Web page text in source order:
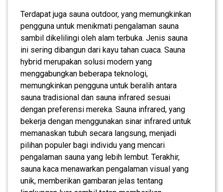
Terdapat juga sauna outdoor, yang memungkinkan
pengguna untuk menikmati pengalaman sauna
sambil dikelilingi oleh alam terbuka. Jenis sauna
ini sering dibangun dari kayu tahan cuaca. Sauna
hybrid merupakan solusi modern yang
menggabungkan beberapa teknologi,
memungkinkan pengguna untuk beralih antara
sauna tradisional dan sauna infrared sesuai
dengan preferensi mereka. Sauna infrared, yang
bekerja dengan menggunakan sinar infrared untuk
memanaskan tubuh secara langsung, menjadi
pilihan populer bagi individu yang mencari
pengalaman sauna yang lebih lembut. Terakhir,
sauna kaca menawarkan pengalaman visual yang
unik, memberikan gambaran jelas tentang